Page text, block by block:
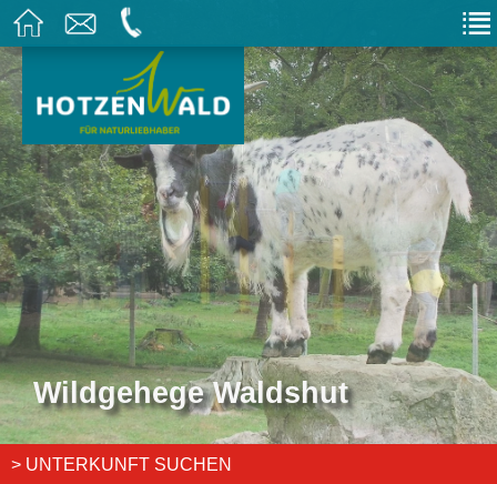
Wildgehege Waldshut
Wildgehege Waldshut
> UNTERKUNFT SUCHEN